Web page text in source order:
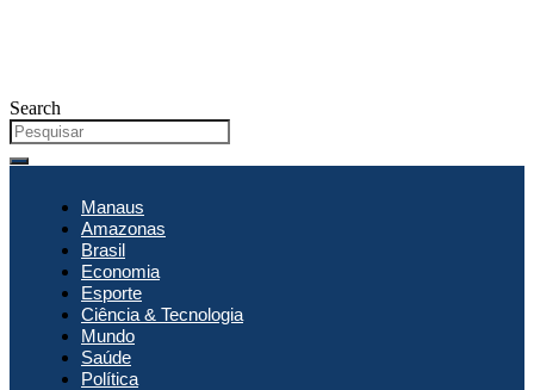
Search
Manaus
Amazonas
Brasil
Economia
Esporte
Ciência & Tecnologia
Mundo
Saúde
Política